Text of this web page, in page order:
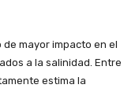
mayor impacto en el
a la salinidad. Entre
estima la